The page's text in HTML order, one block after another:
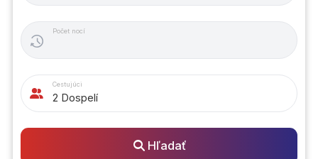
Počet nocí
Cestujúci
2 Dospelí
Hľadať